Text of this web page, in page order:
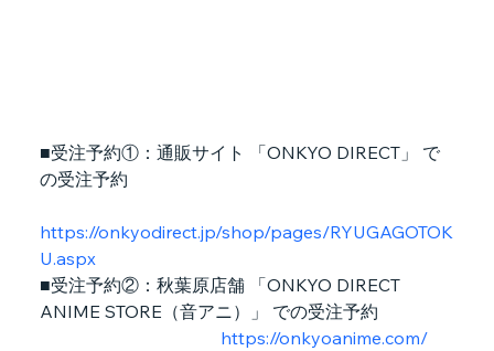
■受注予約①：通販サイト 「ONKYO DIRECT」 で
の受注予約
https://onkyodirect.jp/shop/pages/RYUGAGOTOK
U.aspx
■受注予約②：秋葉原店舗 「ONKYO DIRECT
ANIME STORE（音アニ）」 での受注予約
https://onkyoanime.com/